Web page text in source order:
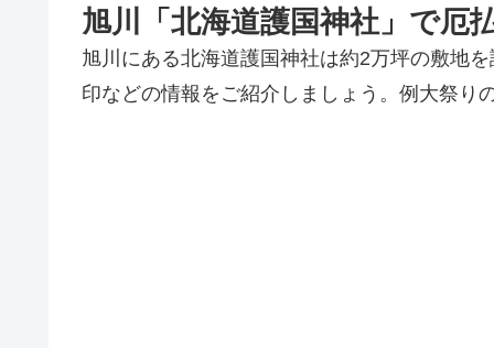
旭川「北海道護国神社」で厄
旭川にある北海道護国神社は約2万坪の敷地
印などの情報をご紹介しましょう。例大祭り